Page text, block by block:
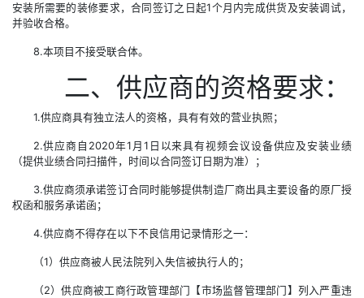
安装所需要的装修要求，合同签订之日起1个月内完成供货及安装调试，
并验收合格。
8.本项目不接受联合体。
二、供应商的资格要求：
1.供应商具有独立法人的资格，具有有效的营业执照；
2.供应商自2020年1月1日以来具有视频会议设备供应及安装业绩
（提供业绩合同扫描件，时间以合同签订日期为准）；
3.供应商须承诺签订合同时能够提供制造厂商出具主要设备的原厂授
权函和服务承诺函；
4.供应商不得存在以下不良信用记录情形之一：
（1）供应商被人民法院列入失信被执行人的；
（2）供应商被工商行政管理部门【市场监督管理部门】列入严重违